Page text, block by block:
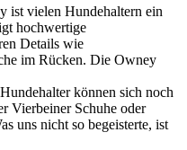
ist vielen Hundehaltern ein
hochwertige
Details wie
im Rücken. Die Owney
können sich noch
Vierbeiner Schuhe oder
uns nicht so begeisterte, ist